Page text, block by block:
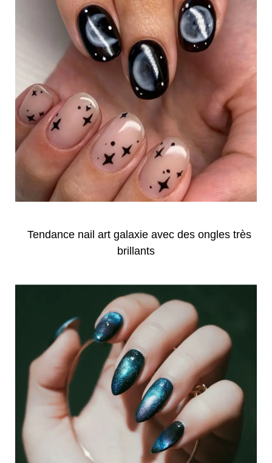
Tendance nail art galaxie avec des ongles très
brillants